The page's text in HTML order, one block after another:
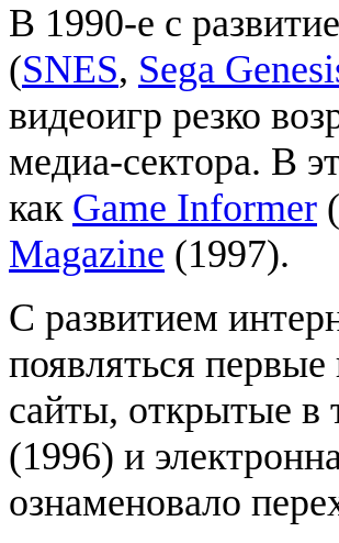
В 1990-е с
(SNES, Sega
видеоигр резко
медиа-сектора. В
как Game Informer
Magazine (1997).
С развитием
появляться
сайты, открытые в
(1996) и
ознаменовало